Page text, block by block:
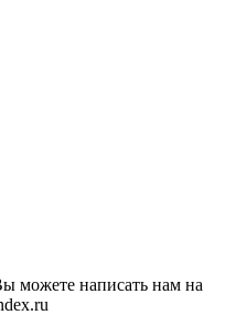
можете написать нам на